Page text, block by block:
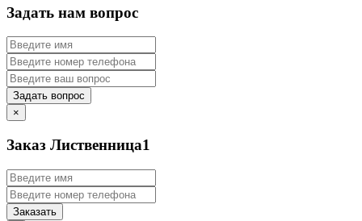
Задать нам вопрос
Задать вопрос
×
Заказ Лиственница1
Заказать